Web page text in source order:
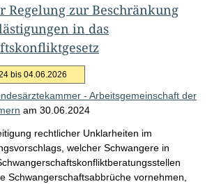
Regelung zur Beschränkung
in das
bis 04.06.2026
- Arbeitsgemeinschaft der
am 30.06.2024
rechtlicher Unklarheiten im
welcher Schwangere in
Schwangerschaftsabbrüche vornehmen,